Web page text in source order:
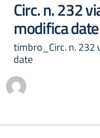
Circ. n. 232
modifica date
timbro_Circ. n. 232
date